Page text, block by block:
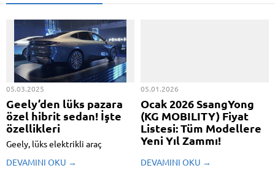
05.03.2025
Geely’den lüks pazara
özel hibrit sedan! İşte
özellikleri
Geely, lüks elektrikli araç
güçlendirecek bir adım attı.
DEVAMINI OKU →
05.01.2026
Ocak 2026 SsangYong
(KG MOBILITY) Fiyat
Listesi: Tüm Modellere
Yeni Yıl Zammı!
yılın birinci fiyat listesini açıkladı.
DEVAMINI OKU →